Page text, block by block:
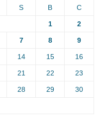
S B C
1 2
7 8 9
14 15 16
21 22 23
28 29 30